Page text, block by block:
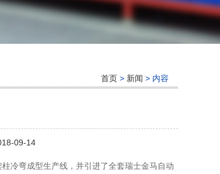
首页 > 新闻 > 内容
09-14
冷弯成型生产线，并引进了全套瑞士金马自动